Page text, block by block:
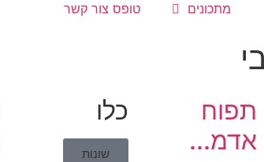
מתכונים טופס צור קשר
תפוח
אדמ...
כלו
שונות